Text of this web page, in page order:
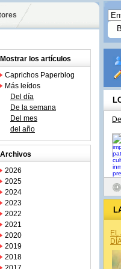
Mostrar los artículos
Caprichos Paperblog
Más leídos
Del día
De la semana
Del mes
del año
Archivos
2026
2025
2024
2023
2022
2021
2020
2019
2018